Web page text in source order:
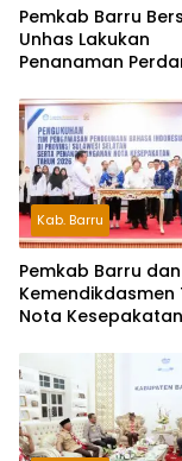
Pemkab Barru
Unhas Lakukan
Penanaman
Kab. Barru
Pemkab Barru dan
Kemendikdasmen
Nota Kesepakatan
Indonesia dan
Daerah